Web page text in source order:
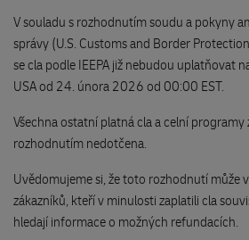
V souladu s rozhodnutím soudu a pokyny
správy (U.S. Customs and Border
se cla podle IEEPA již nebudou uplatňovat
USA od 24. února 2026 od 00:00 EST.
Všechna ostatní platná cla a celní
rozhodnutím nedotčena.
Uvědomujeme si, že toto rozhodnutí může
zákazníků, kteří v minulosti zaplatili cla
hledají informace o možných refundacích.